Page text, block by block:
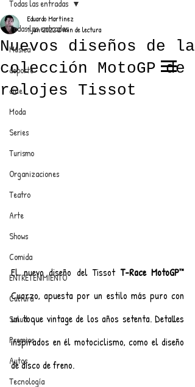
ANUNCIATE CON NOSOTROS
PARA MÁS INFORMACIÓN:
dinamicaseltrendytop@gmail.com
EL TRENDY TOP
CON EDDY MARTINEZ
Todas las entradas
Música
deporte
cine
Moda
Series
Turismo
Organizaciones
Teatro
Arte
Shows
Comida
ENTRETENIMIENTO
Cultura
Salud
Premios
Autos
Tecnología
Todas las entradas
Nuevos diseños de la
colección MotoGP de
relojes Tissot
Eduardo Martínez
1 jun 20222 min de lectura
El nuevo diseño del Tissot
Cuarzo, apuesta por un estilo más puro con
un toque vintage de los años setenta. Detalles
inspirados en él motociclismo, como el diseño
de disco de freno.